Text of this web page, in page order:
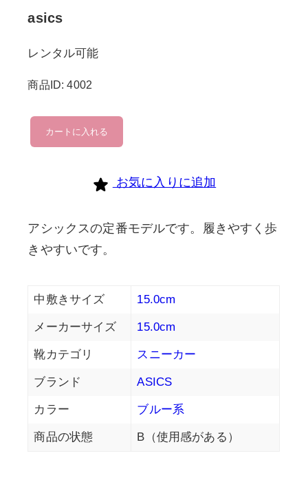
asics
レンタル可能
商品ID: 4002
asics
個
カートに入れる
お気に入りに追加
アシックスの定番モデルです。履きやすく歩
きやすいです。
中敷きサイズ 15.0cm
メーカーサイズ 15.0cm
靴カテゴリ スニーカー
ブランド ASICS
カラー ブルー系
商品の状態 B（使用感がある）